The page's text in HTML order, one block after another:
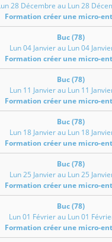
28 Décembre au Lun 28
Formation créer une micro-
Buc (78)
Lun 04 Janvier au Lun 04
Formation créer une micro-
Buc (78)
Lun 11 Janvier au Lun 11
Formation créer une micro-
Buc (78)
Lun 18 Janvier au Lun 18
Formation créer une micro-
Buc (78)
Lun 25 Janvier au Lun 25
Formation créer une micro-
Buc (78)
Lun 01 Février au Lun 01
Formation créer une micro-